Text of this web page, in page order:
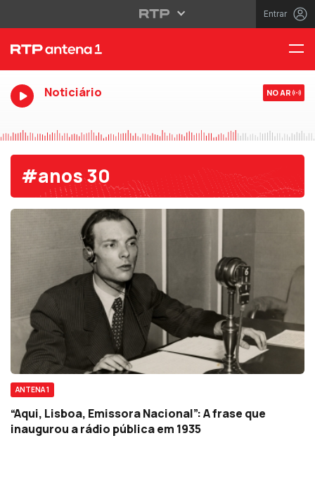
Entrar
Noticiário NO AR
#anos 30
ANTENA 1
“Aqui, Lisboa, Emissora Nacional”: A frase que
inaugurou a rádio pública em 1935